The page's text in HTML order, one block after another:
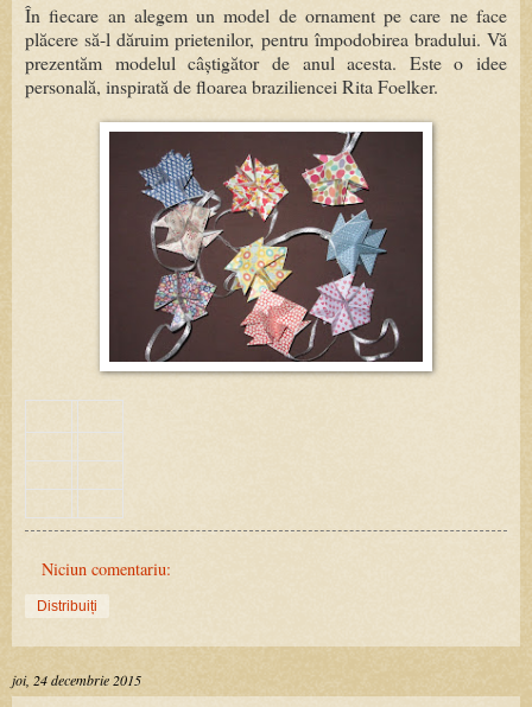
În fiecare an alegem un model de ornament pe care ne face
plăcere să-l dăruim prietenilor, pentru împodobirea bradului. Vă
prezentăm modelul câștigător de anul acesta. Este o idee
personală, inspirată de floarea braziliencei Rita Foelker.
Niciun comentariu:
Distribuiți
joi, 24 decembrie 2015